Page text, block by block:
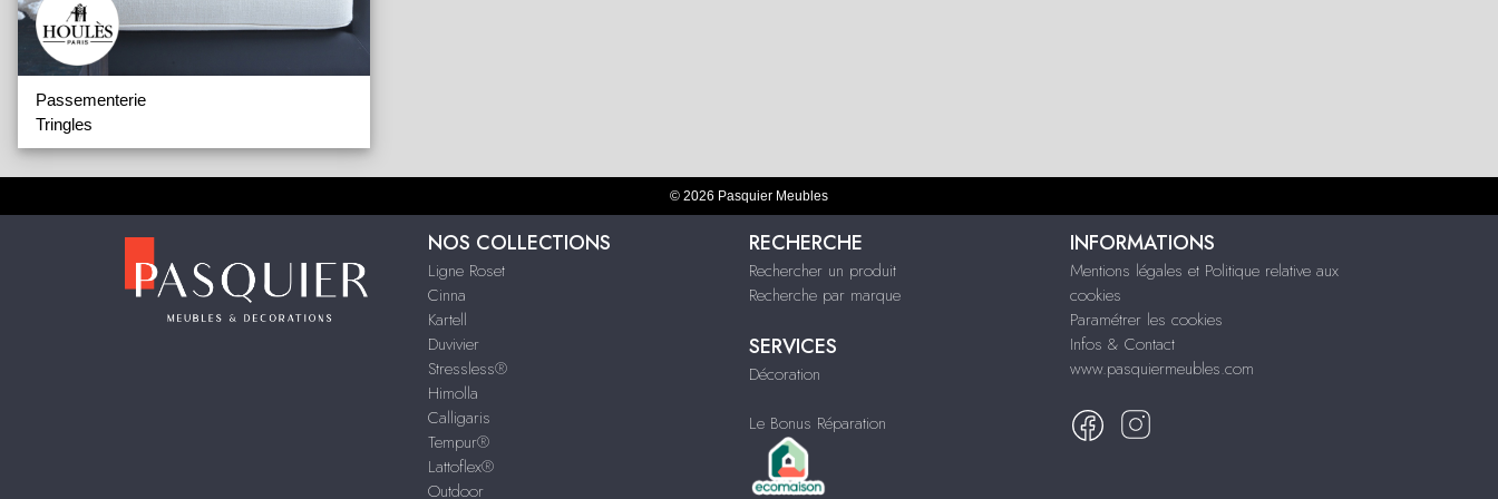
Passementerie
Tringles
© 2026 Pasquier Meubles
NOS COLLECTIONS
Ligne Roset
Cinna
Kartell
Duvivier
Stressless®
Himolla
Calligaris
Tempur®
Lattoflex®
Outdoor
RECHERCHE
Rechercher un produit
Recherche par marque
SERVICES
Décoration
Le Bonus Réparation
INFORMATIONS
Mentions légales et Politique relative aux
cookies
Paramétrer les cookies
Infos & Contact
www.pasquiermeubles.com